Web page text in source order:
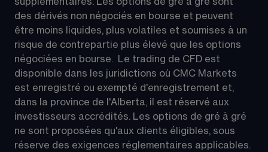
des dérivés non négociés en bourse et peuvent
être moins liquides, plus volatiles et soumises à un
risque de contrepartie plus élevé que les options
négociées en bourse.  Le trading de CFD est
disponible dans les juridictions où CMC Markets
est enregistré ou exempté d'enregistrement et,
dans la province de l'Alberta, il est réservé aux
investisseurs accrédités. Les options de gré à gré
ne sont proposées qu'aux clients éligibles, sous
réserve des exigences réglementaires applicables.